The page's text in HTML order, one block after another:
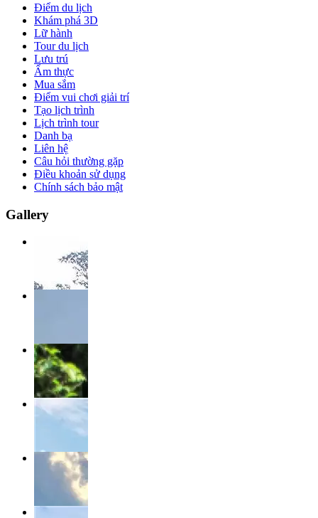
Điểm du lịch
Khám phá 3D
Lữ hành
Tour du lịch
Lưu trú
Ẩm thực
Mua sắm
Điểm vui chơi giải trí
Tạo lịch trình
Lịch trình tour
Danh bạ
Liên hệ
Câu hỏi thường gặp
Điều khoản sử dụng
Chính sách bảo mật
Gallery